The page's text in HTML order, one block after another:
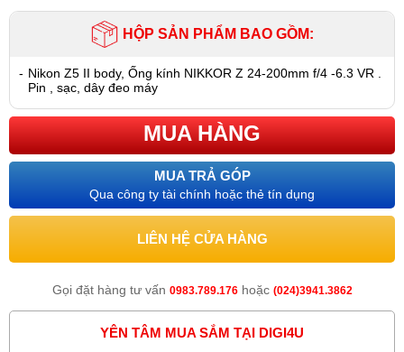
HỘP SẢN PHẨM BAO GỒM:
- Nikon Z5 II body, Ống kính NIKKOR Z 24-200mm f/4 -6.3 VR .
Pin , sạc, dây đeo máy
MUA HÀNG
MUA TRẢ GÓP
Qua công ty tài chính hoặc thẻ tín dụng
LIÊN HỆ CỬA HÀNG
Gọi đặt hàng tư vấn 0983.789.176hoặc (024)3941.3862
YÊN TÂM MUA SẮM TẠI DIGI4U